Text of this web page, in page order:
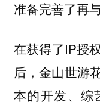
准备完善了再
在获得了IP授
后，金山世游
本的开发、综